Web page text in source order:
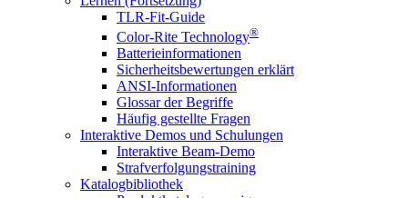
TLR-Fit-Guide
Color-Rite Technology®
Batterieinformationen
Sicherheitsbewertungen erklärt
ANSI-Informationen
Glossar der Begriffe
Häufig gestellte Fragen
Interaktive Demos und Schulungen
Interaktive Beam-Demo
Strafverfolgungstraining
Katalogbibliothek